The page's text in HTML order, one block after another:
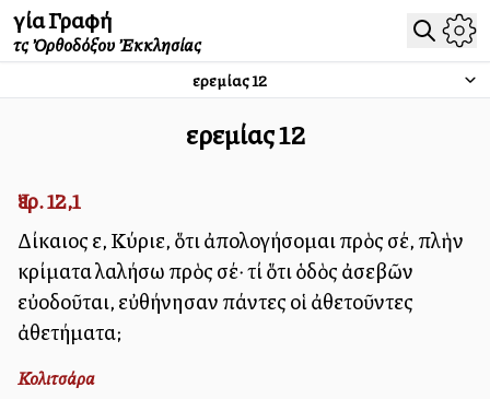
Ἁγία Γραφή
τῆς Ὀρθοδόξου Ἐκκλησίας
Ἰερεμίας12
Ἰερεμίας12
Ἰερ. 12,1
Δίκαιος εἶ, Κύριε, ὅτι ἀπολογήσομαι πρὸς σέ, πλὴν
κρίματα λαλήσω πρὸς σέ· τί ὅτι ὁδὸς ἀσεβῶν
εὐοδοῦται, εὐθήνησαν πάντες οἱ ἀθετοῦντες
ἀθετήματα;
Κολιτσάρα